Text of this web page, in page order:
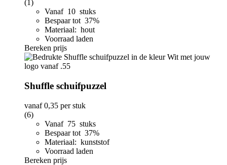
(1)
Vanaf 10 stuks
Bespaar tot 37%
Materiaal: hout
Voorraad laden
Bereken prijs
Shuffle schuifpuzzel
vanaf0,35 per stuk
(6)
Vanaf 75 stuks
Bespaar tot 37%
Materiaal: kunststof
Voorraad laden
Bereken prijs